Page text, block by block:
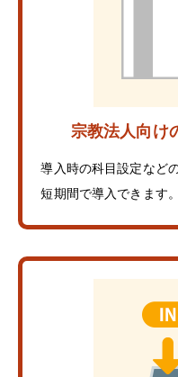
宗教法人向け
導入時の科目設定など
短期間で導入できます。